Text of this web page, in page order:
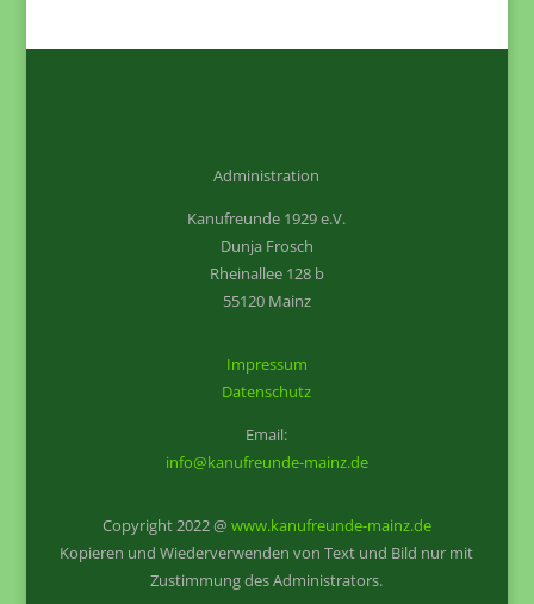
Administration
Kanufreunde 1929 e.V.
Dunja Frosch
Rheinallee 128 b
55120 Mainz
Impressum
Datenschutz
Email:
info@kanufreunde-mainz.de
Copyright 2022 @ www.kanufreunde-mainz.de
Kopieren und Wiederverwenden von Text und Bild nur mit
Zustimmung des Administrators.